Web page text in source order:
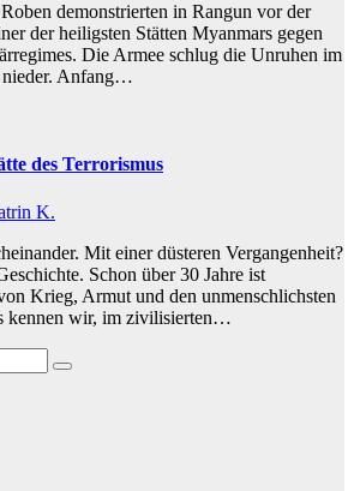
demonstrierten in Rangun vor der
der heiligsten Stätten Myanmars gegen
Die Armee schlug die Unruhen im
nieder. Anfang…
des Terrorismus
K.
Mit einer düsteren Vergangenheit?
Schon über 30 Jahre ist
Krieg, Armut und den unmenschlichsten
kennen wir, im zivilisierten…